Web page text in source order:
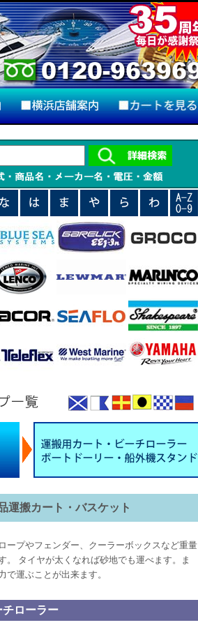
運搬カート・バスケット
ープやフェンダー、クーラーボックスなど重量
。 タイヤが太くなれば砂地でも運べます。ま
運ぶことが出来ます。
チローラー